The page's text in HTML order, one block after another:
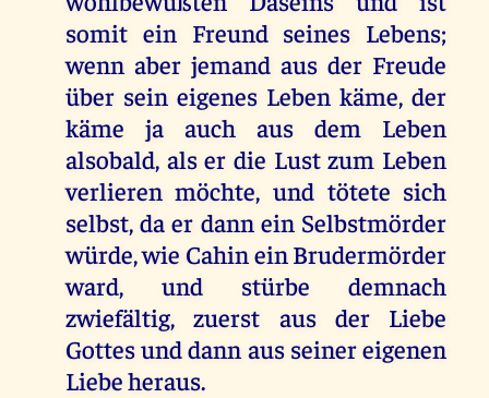
somit ein Freund seines Lebens;
wenn aber jemand aus der Freude
über sein eigenes Leben käme, der
käme ja auch aus dem Leben
alsobald, als er die Lust zum Leben
verlieren möchte, und tötete sich
selbst, da er dann ein Selbstmörder
würde, wie Cahin ein Brudermörder
ward, und stürbe demnach
zwiefältig, zuerst aus der Liebe
Gottes und dann aus seiner eigenen
Liebe heraus.